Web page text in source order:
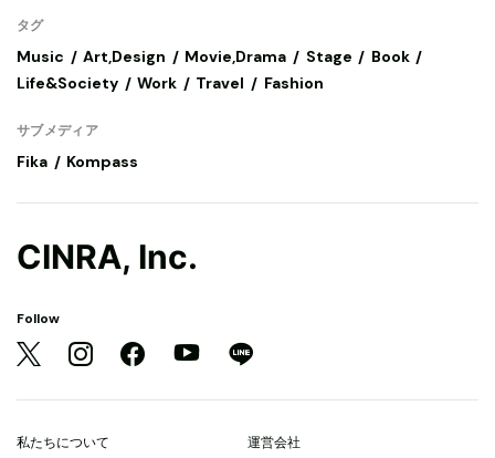
タグ
Music Art,Design Movie,Drama Stage
Book
Life&Society
Work Travel Fashion
サブメディア
Fika Kompass
CINRA, Inc.
Follow
私たちについて 運営会社